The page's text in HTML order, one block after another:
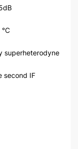
≤ 0.5%
℃
superheterodyne
second IF
/ 50